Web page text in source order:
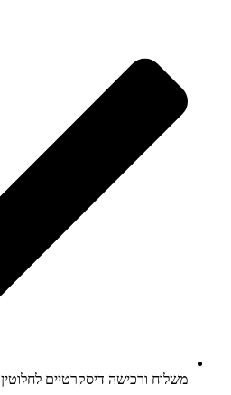
משלוח ורכישה דיסקרטיים לחלוטין